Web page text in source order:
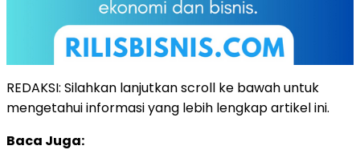
REDAKSI: Silahkan lanjutkan scroll ke bawah untuk
mengetahui informasi yang lebih lengkap artikel ini.
Baca Juga: